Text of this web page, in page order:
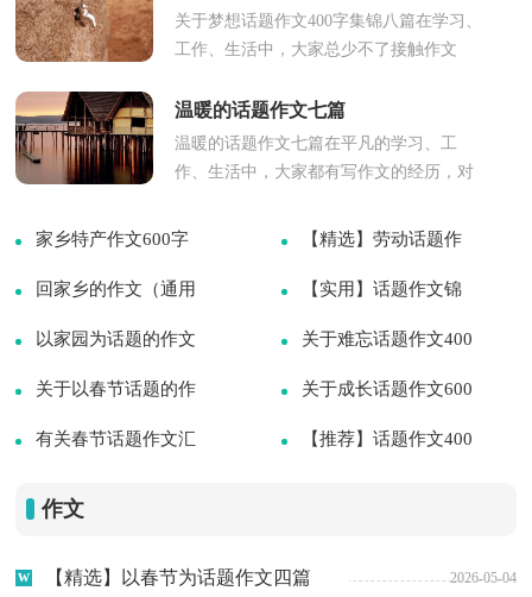
关于梦想话题作文400字集锦八篇在学习、
工作、生活中，大家总少不了接触作文
自己的心静下来，思考自己未来的...
温暖的话题作文七篇
温暖的话题作文七篇在平凡的学习、工
作、生活中，大家都有写作文的经历，对
虑和语言组织，通过文字来表达一个...
家乡特产作文600字
（通用10篇）
2026-08-07
【精选】劳动话题作
文汇总9篇
2026-08-07
回家乡的作文（通用
10篇）
2026-08-07
【实用】话题作文锦
集8篇
2026-08-07
以家园为话题的作文
15篇
2026-08-07
关于难忘话题作文400
字集锦八篇
2026-08-07
关于以春节话题的作
文7篇
关于成长话题作文600
字集合7篇
有关春节话题作文汇 【推荐】话题作文400
作文
【精选】以春节为话题作文四篇 2026-05-04